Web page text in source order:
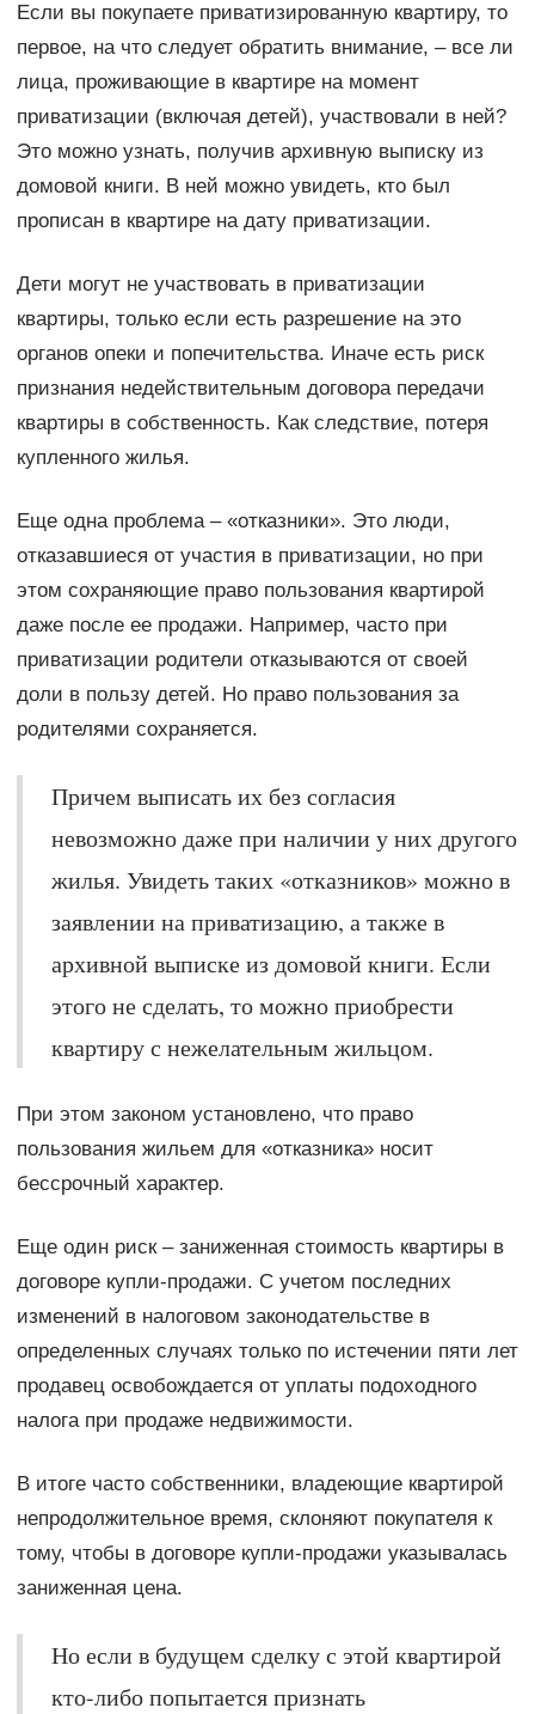
Если вы покупаете приватизированную квартиру, то
первое, на что следует обратить внимание, – все ли
лица, проживающие в квартире на момент
приватизации (включая детей), участвовали в ней?
Это можно узнать, получив архивную выписку из
домовой книги. В ней можно увидеть, кто был
прописан в квартире на дату приватизации.
Дети могут не участвовать в приватизации
квартиры, только если есть разрешение на это
органов опеки и попечительства. Иначе есть риск
признания недействительным договора передачи
квартиры в собственность. Как следствие, потеря
купленного жилья.
Еще одна проблема – «отказники». Это люди,
отказавшиеся от участия в приватизации, но при
этом сохраняющие право пользования квартирой
даже после ее продажи. Например, часто при
приватизации родители отказываются от своей
доли в пользу детей. Но право пользования за
родителями сохраняется.
Причем выписать их без согласия
невозможно даже при наличии у них другого
жилья. Увидеть таких «отказников» можно в
заявлении на приватизацию, а также в
архивной выписке из домовой книги. Если
этого не сделать, то можно приобрести
квартиру с нежелательным жильцом.
При этом законом установлено, что право
пользования жильем для «отказника» носит
бессрочный характер.
Еще один риск – заниженная стоимость квартиры в
договоре купли-продажи. С учетом последних
изменений в налоговом законодательстве в
определенных случаях только по истечении пяти лет
продавец освобождается от уплаты подоходного
налога при продаже недвижимости.
В итоге часто собственники, владеющие квартирой
непродолжительное время, склоняют покупателя к
тому, чтобы в договоре купли-продажи указывалась
заниженная цена.
Но если в будущем сделку с этой квартирой
кто-либо попытается признать